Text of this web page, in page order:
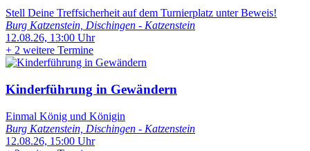
Stell Deine Treffsicherheit auf dem Turnierplatz unter Beweis!
Burg Katzenstein, Dischingen - Katzenstein
12.08.26, 13:00 Uhr
+ 2 weitere Termine
Kinderführung in Gewändern
Einmal König und Königin
Burg Katzenstein, Dischingen - Katzenstein
12.08.26, 15:00 Uhr